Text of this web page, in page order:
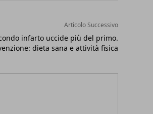
Articolo Successivo
infarto uccide più del primo.
dieta sana e attività fisica